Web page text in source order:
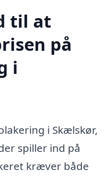
til at
på
i
i Skælskør,
spiller ind på
kræver både